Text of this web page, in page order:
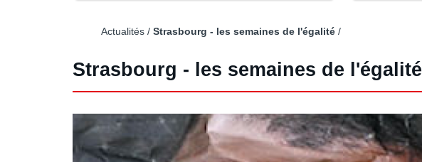
Actualités Strasbourg - les semaines de l'égalité
Strasbourg - les semaines de l'égalité